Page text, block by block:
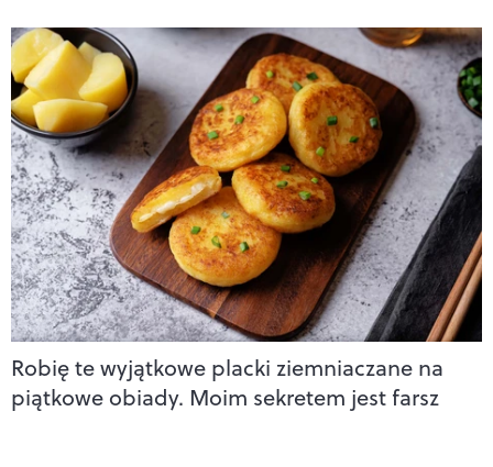
Robię te wyjątkowe placki ziemniaczane na
piątkowe obiady. Moim sekretem jest farsz